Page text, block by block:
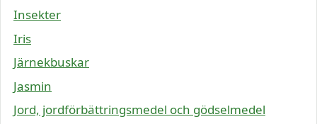
Insekter
Iris
Järnekbuskar
Jasmin
Jord, jordförbättringsmedel och gödselmedel